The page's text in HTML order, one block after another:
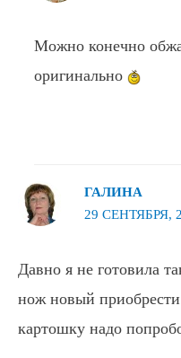
Можно конечно
оригинально
ГАЛИНА
29 СЕНТЯБРЯ,
Давно я не готовила
нож новый
картошку надо